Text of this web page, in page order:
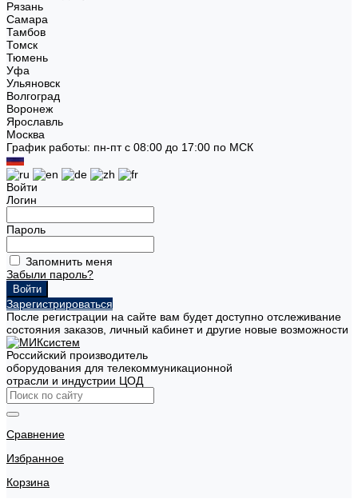
Рязань
Самара
Тамбов
Томск
Тюмень
Уфа
Ульяновск
Волгоград
Воронеж
Ярославль
Москва
График работы: пн-пт с 08:00 до 17:00 по МСК
Войти
Логин
Пароль
Запомнить меня
Забыли пароль?
Зарегистрироваться
После регистрации на сайте вам будет доступно отслеживание
состояния заказов, личный кабинет и другие новые возможности
Российский производитель
оборудования для телекоммуникационной
отрасли и индустрии ЦОД
Сравнение
Избранное
Корзина